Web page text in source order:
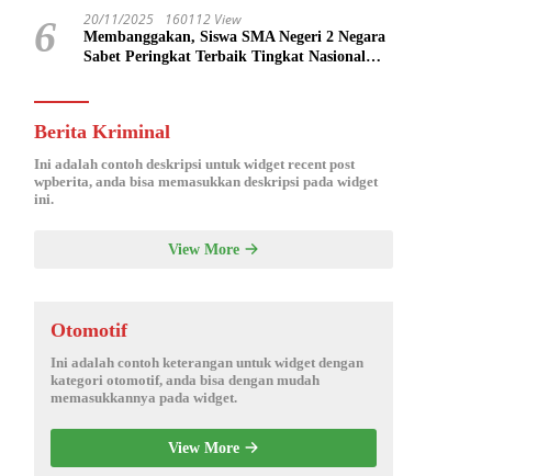
6 20/11/2025 160112 View
Membanggakan, Siswa SMA Negeri 2 Negara
Sabet Peringkat Terbaik Tingkat Nasional
Berita Kriminal
Ini adalah contoh deskripsi untuk widget recent post
wpberita, anda bisa memasukkan deskripsi pada widget
ini.
View More
Otomotif
Ini adalah contoh keterangan untuk widget dengan
kategori otomotif, anda bisa dengan mudah
memasukkannya pada widget.
View More